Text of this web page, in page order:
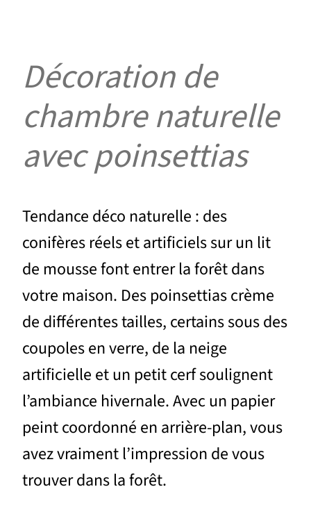
Décoration de
chambre naturelle
avec poinsettias
Tendance déco naturelle : des
conifères réels et artificiels sur un lit
de mousse font entrer la forêt dans
votre maison. Des poinsettias crème
de différentes tailles, certains sous des
coupoles en verre, de la neige
artificielle et un petit cerf soulignent
l’ambiance hivernale. Avec un papier
peint coordonné en arrière-plan, vous
avez vraiment l’impression de vous
trouver dans la forêt.